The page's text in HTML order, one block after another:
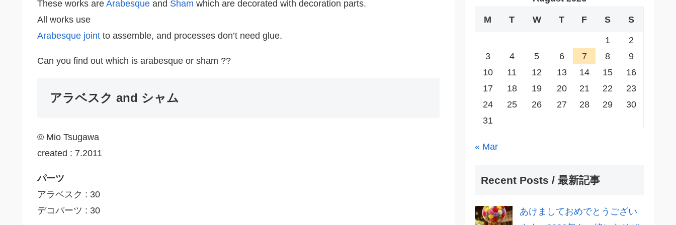
These works are Arabesque and Sham which are decorated with decoration parts.
All works use
Arabesque joint to assemble, and processes don’t need glue.
Can you find out which is arabesque or sham ??
アラベスク and シャム
© Mio Tsugawa
created : 7.2011
パーツ
アラベスク : 30
デコパーツ : 30
M T W T F S S
1
2
3
4 5 6 7 8
9
10
11 12 13 14 15
16
17
18 19 20 21 22
23
24
25 26 27 28 29
30
31
« Mar
Recent Posts / 最新記事
あけましておめでとうござい